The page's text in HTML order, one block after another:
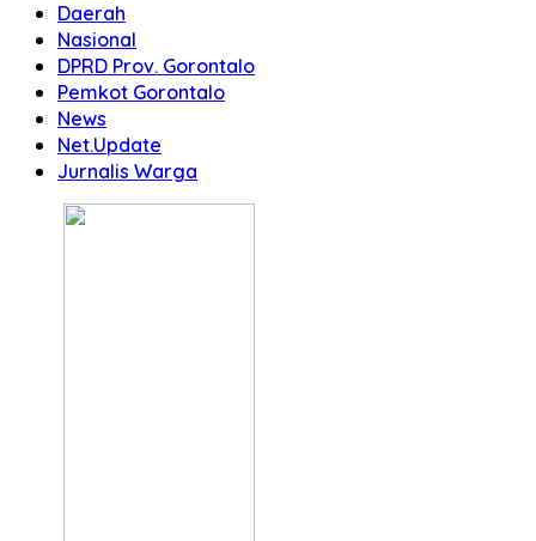
Daerah
Nasional
DPRD Prov. Gorontalo
Pemkot Gorontalo
News
Net.Update
Jurnalis Warga